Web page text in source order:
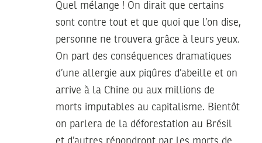
Quel mélange ! On dirait que certains
sont contre tout et que quoi que l’on dise,
personne ne trouvera grâce à leurs yeux.
On part des conséquences dramatiques
d’une allergie aux piqûres d’abeille et on
arrive à la Chine ou aux millions de
morts imputables au capitalisme. Bientôt
on parlera de la déforestation au Brésil